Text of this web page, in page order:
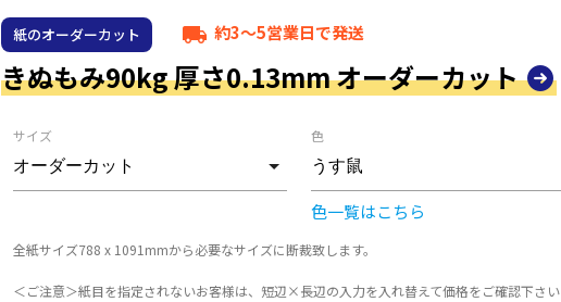
紙のオーダーカット local_shipping 約3～5営業日で発送
きぬもみ90kg 厚さ0.13mm オーダーカット
サイズ 色
色一覧はこちら
全紙サイズ788 x 1091mmから必要なサイズに断裁致します。
＜ご注意＞紙目を指定されないお客様は、短辺×長辺の入力を入れ替えて価格をご確認下さい